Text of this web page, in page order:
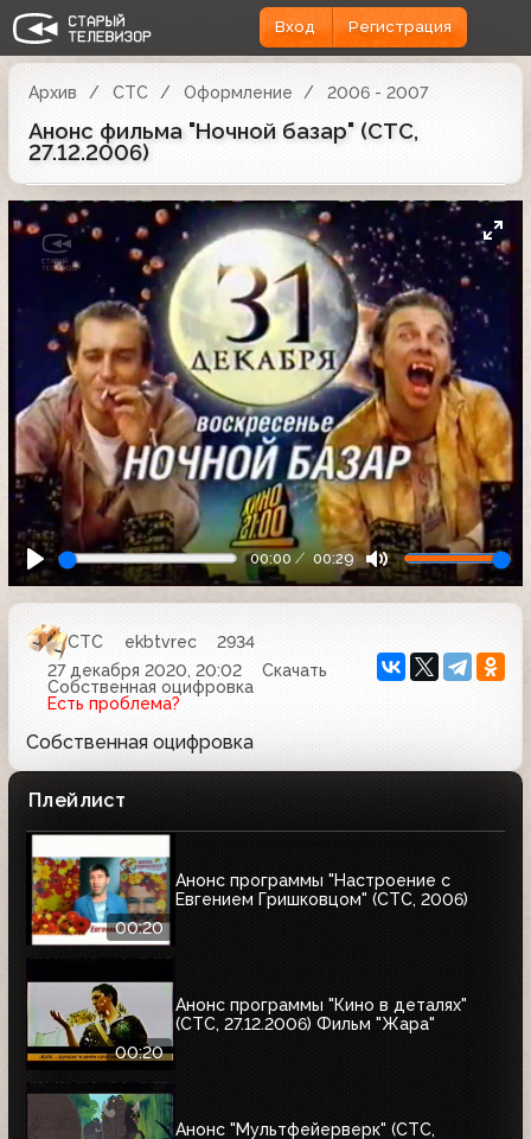
Вход Регистрация
Архив СТС Оформление 2006 - 2007
Анонс фильма "Ночной базар" (СТС,
27.12.2006)
00:00 00:29
СТС ekbtvrec
2934
27 декабря 2020, 20:02
Скачать
Собственная оцифровка
Есть проблема?
Собственная оцифровка
Плейлист
00:20
Анонс программы "Настроение с
Евгением Гришковцом" (СТС, 2006)
00:20
Анонс программы "Кино в деталях"
(СТС, 27.12.2006) Фильм "Жара"
Анонс "Мультфейерверк" (СТС,